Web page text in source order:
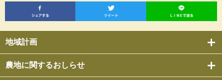
地域計画
農地に関するおしらせ